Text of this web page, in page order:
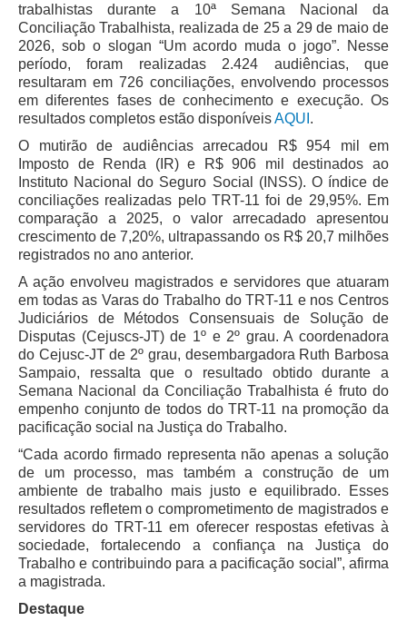
Comissão Regional de Pesquisa Judiciária e Ciência de
Dados
Comissão de Ética
Comitê de Priorização do Primeiro Grau
Comissão de Uniformização de Jurisprudência
Comitê de Gestão de Pessoas
Comissão de Vitaliciamento
Comitê de Atenção Integral à Saúde de Magistrados e
Servidores
Comitê de Segurança Permanente
Comitê de Combate ao Trabalho Infantil e de Estímulo à
Aprendizagem
Comitê de Incentivo à Participação Institucional Feminina
no âmbito do TRT-11
Comitê de Prevenção e Enfrentamento do Assédio
Moral, do Assédio Sexual e da Discriminação
Comissão Permanente de Gestão Socioambiental
no Âmbito do TRT11
Grupo Operacional do Centro de Inteligência
Comitê de Equidade de Raça, Gênero e Diversidade
Comitê PopRuaJud
Comissão de Justiça Itinerante
Comissão Permanente de Avaliação Documental
trabalhistas durante a 10ª Semana Nacional da
Conciliação Trabalhista, realizada de 25 a 29 de maio de
2026, sob o slogan “Um acordo muda o jogo”. Nesse
período, foram realizadas 2.424 audiências, que
resultaram em 726 conciliações, envolvendo processos
em diferentes fases de conhecimento e execução. Os
resultados completos estão disponíveisAQUI .
O mutirão de audiências arrecadou R$ 954 mil em
Imposto de Renda (IR) e R$ 906 mil destinados ao
Instituto Nacional do Seguro Social (INSS). O índice de
conciliações realizadas pelo TRT-11 foi de 29,95%. Em
comparação a 2025, o valor arrecadado apresentou
crescimento de 7,20%, ultrapassando os R$ 20,7 milhões
registrados no ano anterior.
A ação envolveu magistrados e servidores que atuaram
em todas as Varas do Trabalho do TRT-11 e nos Centros
Judiciários de Métodos Consensuais de Solução de
Disputas (Cejuscs-JT) de 1º e 2º grau. A coordenadora
do Cejusc-JT de 2º grau, desembargadora Ruth Barbosa
Sampaio, ressalta que o resultado obtido durante a
Semana Nacional da Conciliação Trabalhista é fruto do
empenho conjunto de todos do TRT-11 na promoção da
pacificação social na Justiça do Trabalho.
“Cada acordo firmado representa não apenas a solução
de um processo, mas também a construção de um
ambiente de trabalho mais justo e equilibrado. Esses
resultados refletem o comprometimento de magistrados e
servidores do TRT-11 em oferecer respostas efetivas à
sociedade, fortalecendo a confiança na Justiça do
Trabalho e contribuindo para a pacificação social”, afirma
a magistrada.
Destaque